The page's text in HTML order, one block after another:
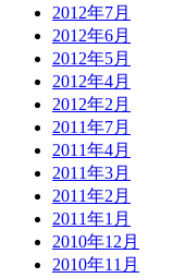
2012年7月
2012年6月
2012年5月
2012年4月
2012年2月
2011年7月
2011年4月
2011年3月
2011年2月
2011年1月
2010年12月
2010年11月